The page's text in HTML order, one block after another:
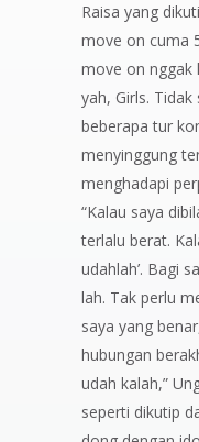
Raisa yang
move on cuma
move on nggak
yah, Girls.
beberapa tur
menyinggung
menghadapi
“Kalau saya
terlalu berat.
udahlah’. Bagi
lah. Tak perlu
saya yang
hubungan
udah kalah,”
seperti dikutip